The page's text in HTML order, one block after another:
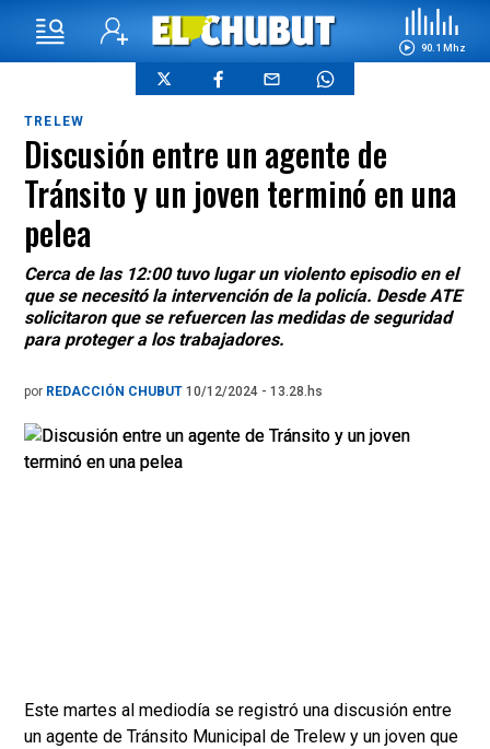
90.1 Mhz
TRELEW
Discusión entre un agente de
Tránsito y un joven terminó en una
pelea
Cerca de las 12:00 tuvo lugar un violento episodio en el
que se necesitó la intervención de la policía. Desde ATE
solicitaron que se refuercen las medidas de seguridad
para proteger a los trabajadores.
por REDACCIÓN CHUBUT 10/12/2024 - 13.28.hs
Este martes al mediodía se registró una discusión entre
un agente de Tránsito Municipal de Trelew y un joven que